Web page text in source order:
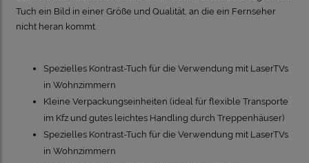
Tuch ein Bild in einer Größe und Qualität, an die ein Fernseher
nicht heran kommt.
Spezielles Kontrast-Tuch für die Verwendung mit LaserTVs
in Wohnzimmern
Kleine Verpackungseinheiten (ideal für flexible Transporte
im Kfz und gutes leichtes Handling durch Treppenhäuser)
Spezielles Kontrast-Tuch für die Verwendung mit LaserTVs
in Wohnzimmern